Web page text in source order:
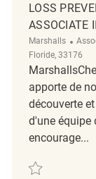
LOSS
ASSOCIATE
Marshalls
Floride, 33176
apporte de
découverte
d'une équipe
encourage...
Sauvegarder